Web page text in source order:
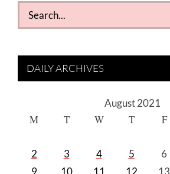
Search
for:
DAILY ARCHIVES
August 2021
M T W T F
2
3 4 5 6
9
10 11 12 13